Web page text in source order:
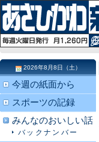
2026年8月8日（土）
今週の紙面から
スポーツの記録
みんなのおいしい話
バックナンバー